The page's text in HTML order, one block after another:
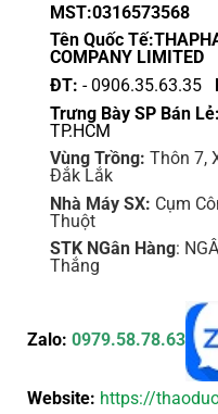
MST:0316573568
Tên Quốc
COMPANY LIMITED
ĐT: - 0906.35.63.35
Trưng Bày SP Bán Lẻ:
TP.HCM
Vùng Trồng: Thôn 7,
Đắk Lắk
Nhà Máy SX: Cụm
Thuột
STK NGân Hàng:
Thắng
Zalo: 0979.58.78.63
Website: https://